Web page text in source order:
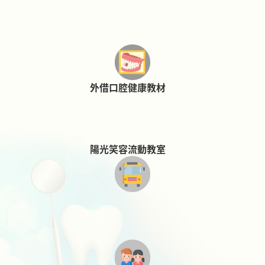
外借口腔健康教材
陽光笑容流動教室